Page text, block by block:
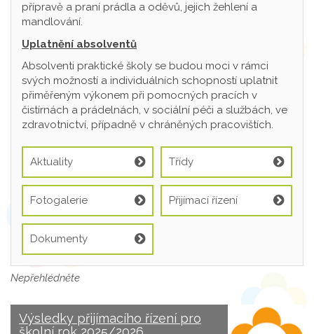
přípravě a praní prádla a oděvů, jejich žehlení a
mandlování.
Uplatnění absolventů
Absolventi praktické školy se budou moci v rámci
svých možností a individuálních schopností uplatnit
přiměřeným výkonem při pomocných pracích v
čistírnách a prádelnách, v sociální péči a službách, ve
zdravotnictví, případně v chráněných pracovištích.
Aktuality Třídy
Fotogalerie Přijímací řízení
Dokumenty
Nepřehlédněte
Výsledky přijímacího řízení pro